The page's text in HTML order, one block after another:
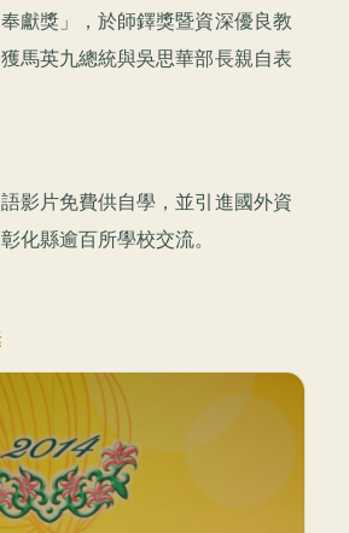
獻獎」，於師鐸獎暨資深優良教
馬英九總統與吳思華部長親自表
影片免費供自學，並引進國外資
化縣逾百所學校交流。